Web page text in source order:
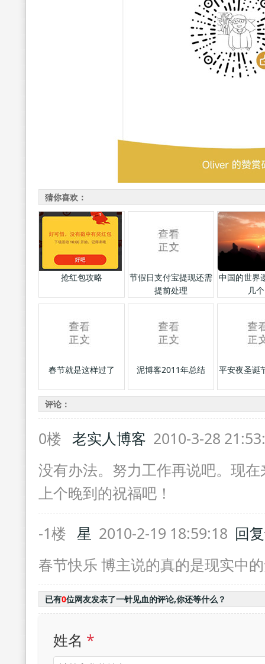
猜你喜欢：
抢红包攻略
节假日支付宝提现还需
提前处理
中国的世界
几
春节就是这样过了 泥博客2011年总结 平安夜圣诞
评论：
0楼 老实人博客 2010-3-28
没有办法。努力工作再说吧。现
上个晚到的祝福吧！
-1楼 星 2010-2-19 18:59:18 回
春节快乐 博主说的真的是现实中
已有0位网友发表了一针见血的评论,你还等什么？
姓名 *